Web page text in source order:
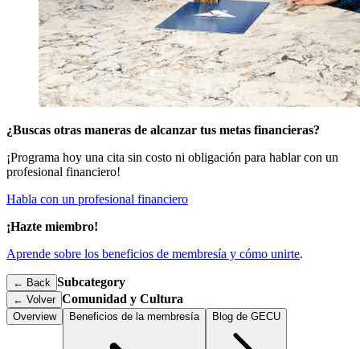
¿Buscas otras maneras de alcanzar tus metas financieras?
¡Programa hoy una cita sin costo ni obligación para hablar con un
profesional financiero!
Habla con un profesional financiero
¡Hazte miembro!
Aprende sobre los beneficios de membresía y cómo unirte.
← Back Subcategory
← Volver Comunidad y Cultura
Overview Beneficios de la membresía Blog de GECU